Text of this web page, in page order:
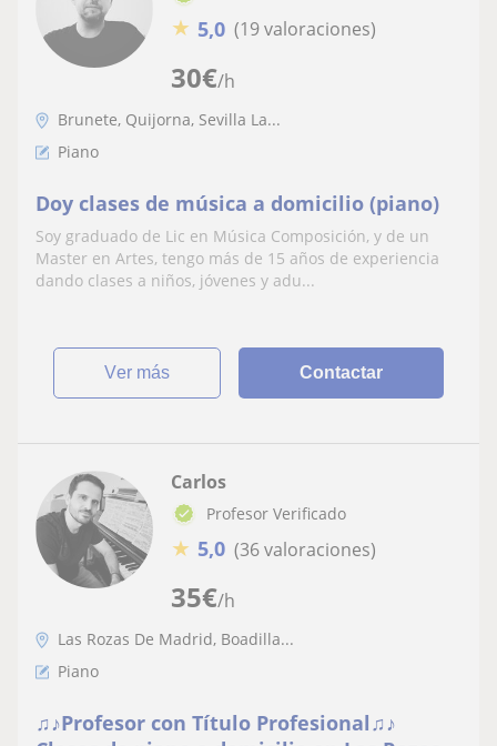
30€/h
★ 5,0 (19 valoraciones)
Brunete, Quijorna, Sevilla La...
Piano
Doy clases de música a domicilio (piano)
Soy graduado de Lic en Música Composición, y de un
Master en Artes, tengo más de 15 años de experiencia
dando clases a niños, jóvenes y adu...
ver más Contactar
35€/h
Carlos
Profesor Verificado
★ 5,0 (36 valoraciones)
Las Rozas De Madrid, Boadilla...
Piano
♫♪Profesor con Título Profesional♫♪